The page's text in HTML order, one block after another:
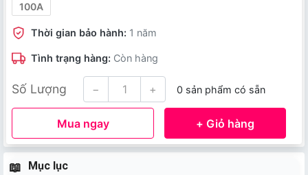
100A
Thời gian bảo hành: 1 năm
Tình trạng hàng: Còn hàng
Số Lượng − + 0 sản phẩm có sẵn
Mua ngay + Giỏ hàng
Mục lục